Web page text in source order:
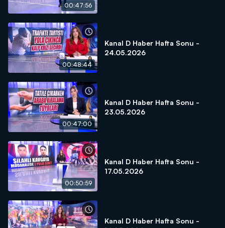
00:47:56
00:48:44
Kanal D Haber Hafta Sonu -
24.05.2026
00:47:00
Kanal D Haber Hafta Sonu -
23.05.2026
00:50:59
Kanal D Haber Hafta Sonu -
17.05.2026
Kanal D Haber Hafta Sonu -